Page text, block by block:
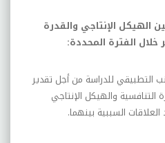
الهيكل الإنتاجي والقدرة
خلال الفترة المحددة:
التطبيقي للدراسة من أجل تقدير
التنافسية والهيكل الإنتاجي
السببية بينهما.